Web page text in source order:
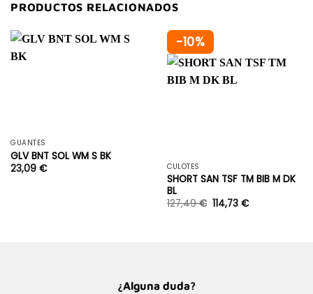
PRODUCTOS RELACIONADOS
GUANTES
GLV BNT SOL WM S BK
23,09 €
-10%
CULOTES
SHORT SAN TSF TM BIB M DK
BL
127,49€ 114,73€
¿Alguna duda?